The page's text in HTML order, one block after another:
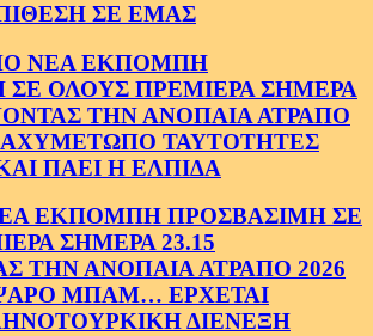
ΣΕ ΕΜΑΣ
ΝΕΑ ΕΚΠΟΜΠΗ
ΣΕ ΟΛΟΥΣ ΠΡΕΜΙΕΡΑ ΣΗΜΕΡΑ
ΤΗΝ ΑΝΟΠΑΙΑ ΑΤΡΑΠΟ
ΤΑΥΤΟΤΗΤΕΣ
ΠΑΕΙ Η ΕΛΠΙΔΑ
ΕΚΠΟΜΠΗ ΠΡΟΣΒΑΣΙΜΗ ΣΕ
ΣΗΜΕΡΑ 23.15
ΤΗΝ ΑΝΟΠΑΙΑ ΑΤΡΑΠΟ 2026
ΜΠΑΜ… ΕΡΧΕΤΑΙ
ΔΙΕΝΕΞΗ